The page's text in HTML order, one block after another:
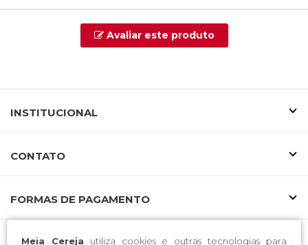
Meia Cereja utiliza cookies e outras tecnologias para
Avaliar este produto
INSTITUCIONAL
CONTATO
FORMAS DE PAGAMENTO